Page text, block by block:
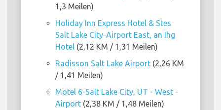
1,3 Meilen)
Holiday Inn Express Hotel & Stes
Salt Lake City-Airport East, an Ihg
Hotel (2,12 KM / 1,31 Meilen)
Radisson Salt Lake Airport (2,26 KM
/ 1,41 Meilen)
Motel 6-Salt Lake City, UT - West -
Airport (2,38 KM / 1,48 Meilen)